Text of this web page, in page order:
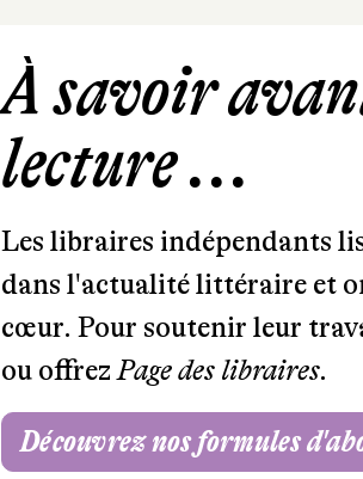
À savoir
lecture ...
Les libraires indépendants
dans l'actualité littéraire et
cœur. Pour soutenir leur
ou offrezPage des libraires.
Découvrez nos formules